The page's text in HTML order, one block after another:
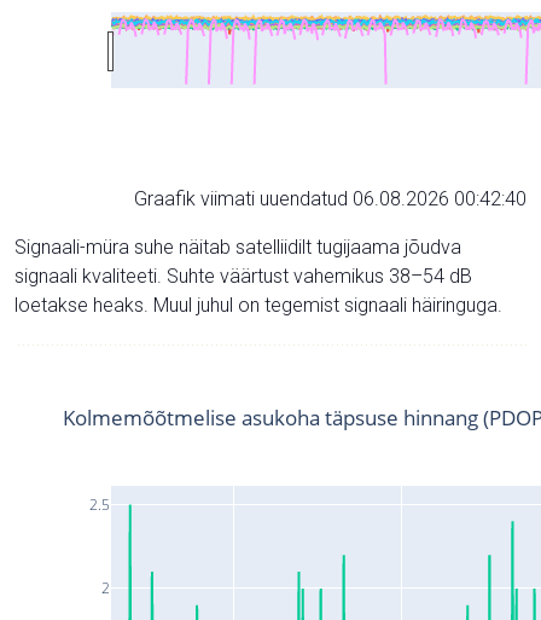
Graafik viimati uuendatud 06.08.2026 00:42:40
Signaali-müra suhe näitab satelliidilt tugijaama jõudva
signaali kvaliteeti. Suhte väärtust vahemikus 38–54 dB
loetakse heaks. Muul juhul on tegemist signaali häiringuga.
2
2.5
Kolmemõõtmelise asukoha täpsuse hinnang